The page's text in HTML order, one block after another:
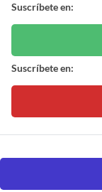
Suscríbete en:
Suscríbete en: